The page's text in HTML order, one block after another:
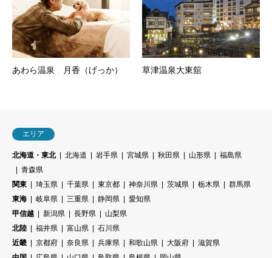
あわら温泉 月香（げっか） 草津温泉大東舘
エリア
北海道・東北 北海道 岩手県 宮城県 秋田県 山形県
福島県
青森県
関東
埼玉県 千葉県 東京都 神奈川県 茨城県 栃木県
群馬県
東海
岐阜県 三重県 静岡県
愛知県
甲信越
新潟県 長野県
山梨県
北陸
福井県 富山県
石川県
近畿
京都府 奈良県 兵庫県 和歌山県 大阪府
滋賀県